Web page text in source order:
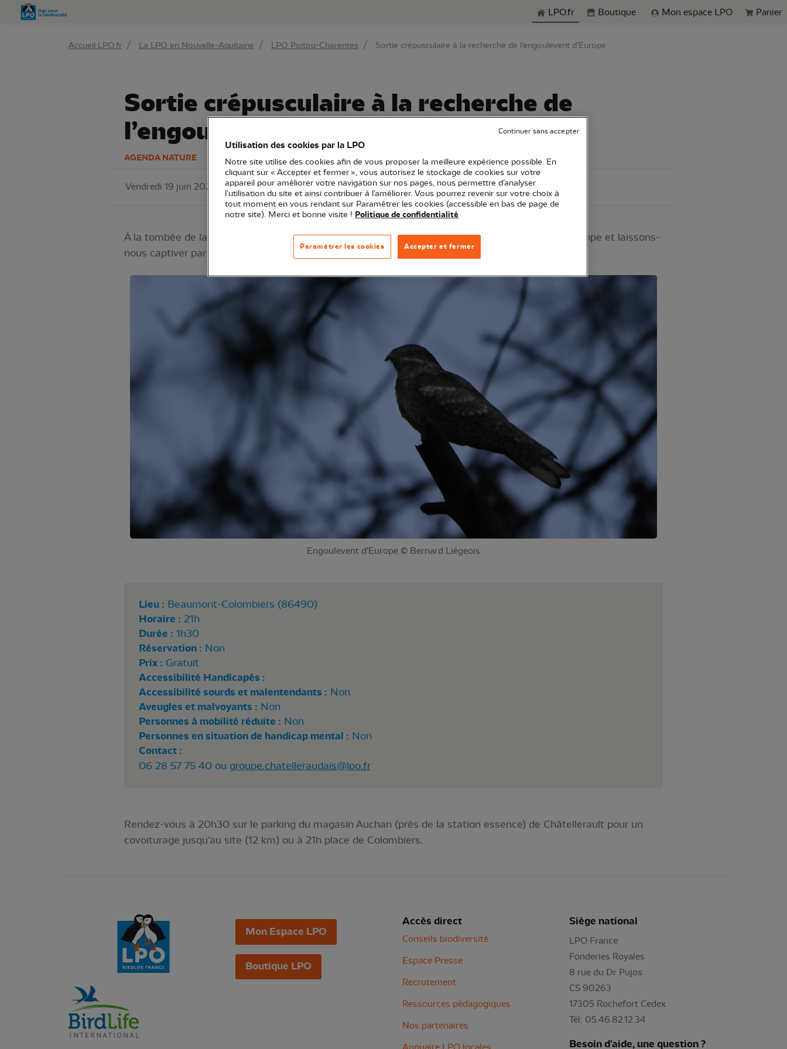
Aller à la rechercheLPO.fr Boutique Mon espace LPO Panier
Accueil LPO.fr La LPO en Nouvelle-Aquitaine LPO Poitou-Charentes Sortie crépusculaire à la recherche de l’engoulevent d’Europe
Sortie crépusculaire à la recherche de
l’engoulevent d’Europe
AGENDA NATURE
Vendredi 19 juin 2026 LPO Poitou-Charentes Sortie nature 86 - Vienne
À la tombée de la nuit, partons à la découverte de cet oiseau fascinant qu’est l’engoulevent d’Europe et laissons-
nous captiver par son chant si surprenant !
Engoulevent d'Europe © Bernard Liégeois
Lieu : Beaumont-Colombiers (86490)
Horaire : 21h
Durée : 1h30
Réservation : Non
Prix : Gratuit
Accessibilité Handicapés :
Accessibilité sourds et malentendants : Non
Aveugles et malvoyants : Non
Personnes à mobilité réduite : Non
Personnes en situation de handicap mental : Non
Contact :
06 28 57 75 40 ou groupe.chatelleraudais@lpo.fr
Rendez-vous à 20h30 sur le parking du magasin Auchan (près de la station essence) de Châtellerault pour un
covoiturage jusqu’au site (12 km) ou à 21h place de Colombiers.
Mon Espace LPO
Boutique LPO
Accès direct
Conseils biodiversité
Espace Presse
Recrutement
Ressources pédagogiques
Nos partenaires
Siège national
LPO France
Fonderies Royales
8 rue du Dr Pujos
CS 90263
17305 Rochefort Cedex
Tél: 05.46.82.12.34
Besoin d'aide, une question ?
Utilisation des cookies par la LPO
Notre site utilise des cookies afin de vous proposer la meilleure expérience possible. En
cliquant sur « Accepter et fermer », vous autorisez le stockage de cookies sur votre
appareil pour améliorer votre navigation sur nos pages, nous permettre d’analyser
l’utilisation du site et ainsi contribuer à l’améliorer. Vous pourrez revenir sur votre choix à
tout moment en vous rendant sur Paramétrer les cookies (accessible en bas de page de
notre site). Merci et bonne visite ! Politique de confidentialité
Accepter et fermer
Paramétrer les cookies
Continuer sans accepter